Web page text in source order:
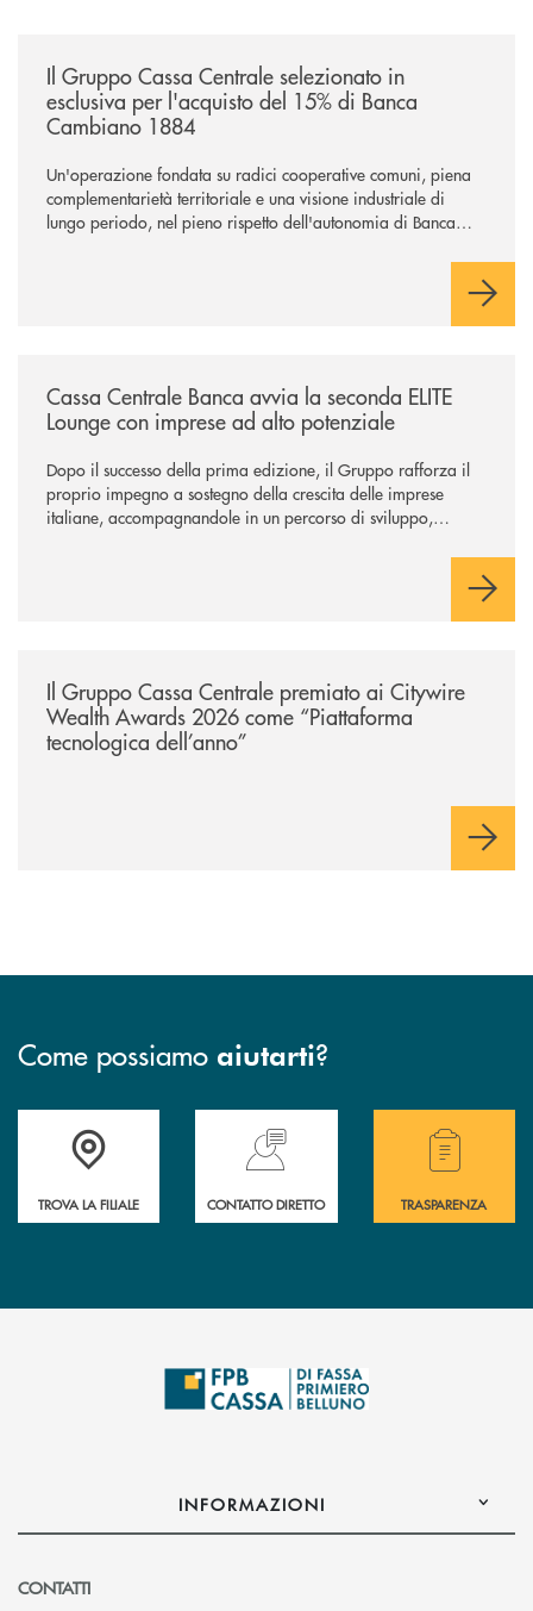
Il Gruppo Cassa Centrale selezionato in
esclusiva per l'acquisto del 15% di Banca
Cambiano 1884
Un'operazione fondata su radici cooperative comuni, piena
complementarietà territoriale e una visione industriale di
lungo periodo, nel pieno rispetto dell'autonomia di Banca
negoziazione esclusiva per la finalizzazione dell’operazione.
Cassa Centrale Banca avvia la seconda ELITE
Lounge con imprese ad alto potenziale
Dopo il successo della prima edizione, il Gruppo rafforza il
proprio impegno a sostegno della crescita delle imprese
italiane, accompagnandole in un percorso di sviluppo,
Il Gruppo Cassa Centrale premiato ai Citywire
Wealth Awards 2026 come “Piattaforma
tecnologica dell’anno”
Come possiamo aiutarti?
Accedi all' elenco completo delle filiali della Cassa Rurale.
TROVA LA FILIALE
Hai bisogno di assistenza immediata?
CONTATTO DIRETTO
Hai bisogno di
TRASPARENZA
INFORMAZIONI
CONTATTI